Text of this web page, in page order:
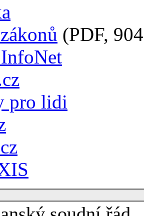
(PDF,
pro lidi